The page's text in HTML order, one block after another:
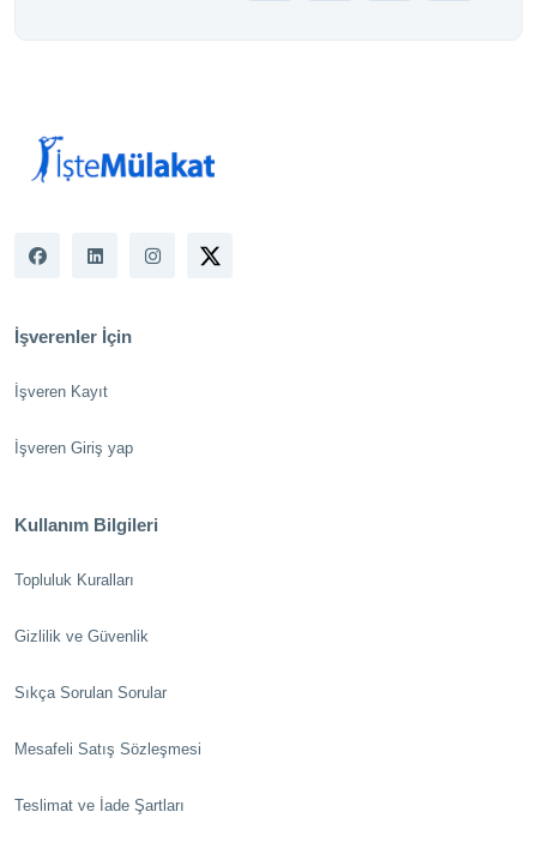
İşverenler İçin
İşveren Kayıt
İşveren Giriş yap
Kullanım Bilgileri
Topluluk Kuralları
Gizlilik ve Güvenlik
Sıkça Sorulan Sorular
Mesafeli Satış Sözleşmesi
Teslimat ve İade Şartları